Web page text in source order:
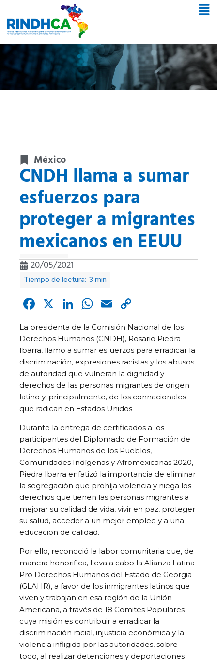
México
CNDH llama a sumar
esfuerzos para
proteger a migrantes
mexicanos en EEUU
20/05/2021
Facebook
X LinkedIn
WhatsApp
Email
Link
La presidenta de la Comisión Nacional de los
Derechos Humanos (CNDH), Rosario Piedra
Ibarra, llamó a sumar esfuerzos para erradicar la
discriminación, expresiones racistas y los abusos
de autoridad que vulneran la dignidad y
derechos de las personas migrantes de origen
latino y, principalmente, de los connacionales
que radican en Estados Unidos
Durante la entrega de certificados a los
participantes del Diplomado de Formación de
Derechos Humanos de los Pueblos,
Comunidades Indígenas y Afromexicanas 2020,
Piedra Ibarra enfatizó la importancia de eliminar
la segregación que prohíja violencia y niega los
derechos que tienen las personas migrantes a
mejorar su calidad de vida, vivir en paz, proteger
su salud, acceder a un mejor empleo y a una
educación de calidad.
Por ello, reconoció la labor comunitaria que, de
manera honorifica, lleva a cabo la Alianza Latina
Pro Derechos Humanos del Estado de Georgia
(GLAHR), a favor de los inmigrantes latinos que
viven y trabajan en esa región de la Unión
Americana, a través de 18 Comités Populares
cuya misión es contribuir a erradicar la
discriminación racial, injusticia económica y la
violencia infligida por las autoridades, sobre
todo, al realizar detenciones y deportaciones